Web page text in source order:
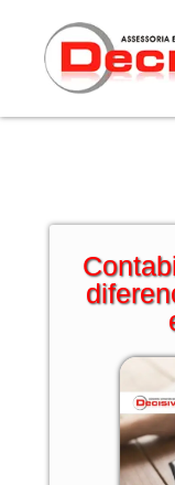
conteúdo